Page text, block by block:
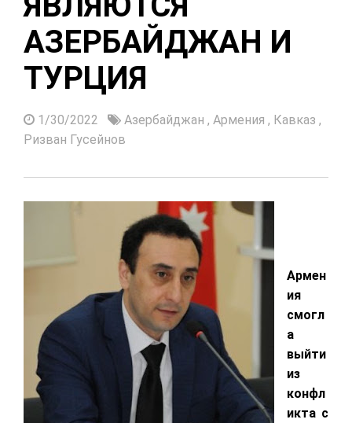
АЗЕРБАЙДЖАН И
ТУРЦИЯ
1/30/2022 Азербайджан , Армения , Кавказ ,
Ризван Гусейнов
Армен
ия
смогл
а
выйти
из
конфл
икта с